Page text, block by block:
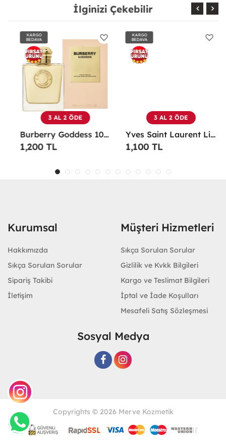
İlginizi Çekebilir
KARGO
BEDAVA
3 AL 2 ÖDE
Burberry Goddess 100 ML EDP Kadın Parfümü -
1,200 TL
KARGO
BEDAVA
3 AL 2 ÖDE
Yves Saint Laurent Libre EDP 90 Ml Kadın Parfüm - YSLL
1,100 TL
Kurumsal
Hakkımızda
Sıkça Sorulan Sorular
Sipariş Takibi
İletişim
Müşteri Hizmetleri
Sıkça Sorulan Sorular
Gizlilik ve Kvkk Bilgileri
Kargo ve Teslimat Bilgileri
İptal ve İade Koşulları
Mesafeli Satış Sözleşmesi
Sosyal Medya
Copyrights © 2026 Merve Kozmetik